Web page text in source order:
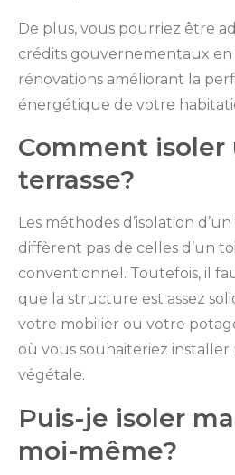
De plus, vous pourriez être
crédits gouvernementaux en
rénovations améliorant la
énergétique de votre
Comment
terrasse?
Les méthodes d’isolation
diffèrent pas de celles d’un
conventionnel. Toutefois, il
que la structure est assez
votre mobilier ou votre
où vous souhaiteriez
végétale.
Puis-je isoler
moi-même?